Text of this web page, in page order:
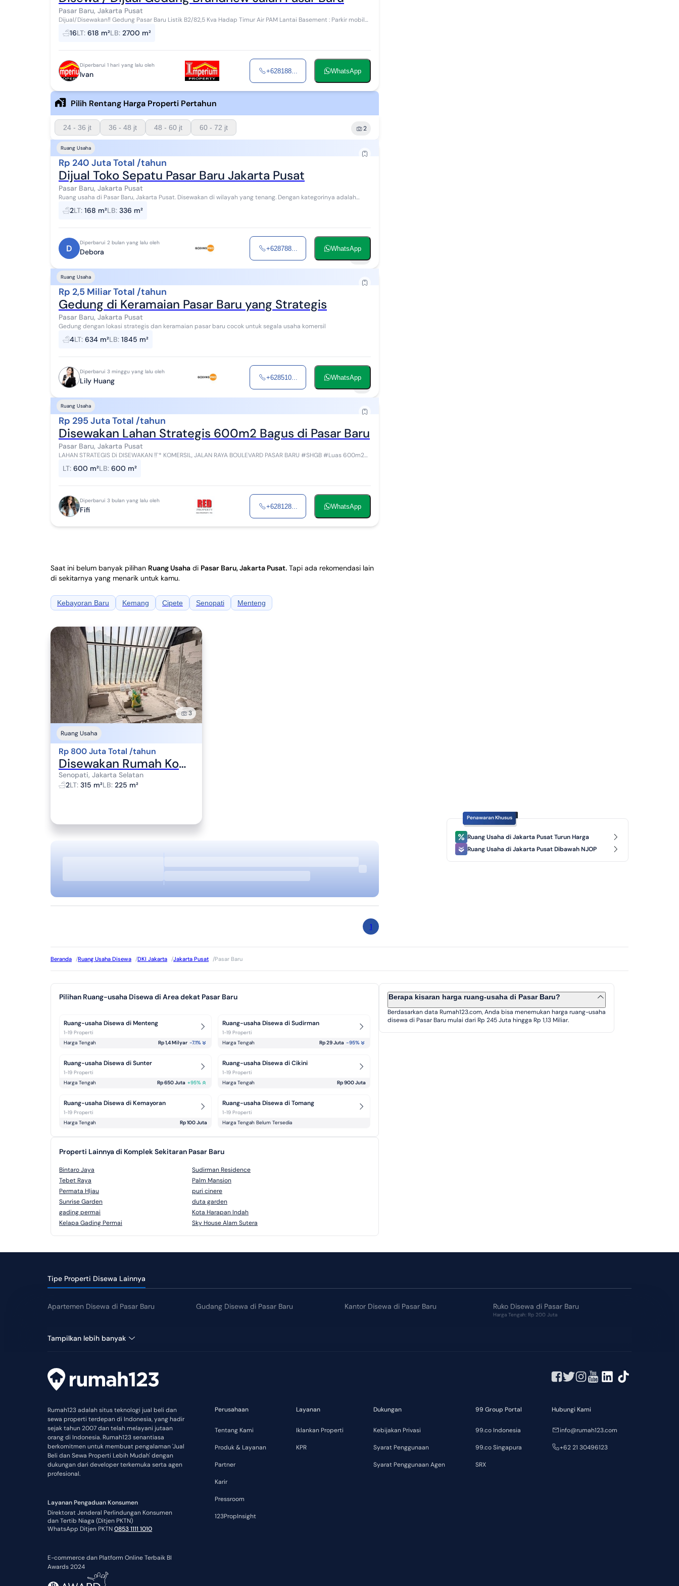
Pasar Baru, Jakarta Pusat
Dijual/Disewakan‼️ Gedung Pasar Baru Listik B2/82,5 Kva Hadap Timur Air PAM Lantai Basement : Parkir mobil
±20 mobil, ±5 mobil depan, Ruang ...
16LT: 618 m²LB: 2700 m²
Diperbarui 1 hari yang lalu oleh
Ivan +628188... WhatsApp
Pilih Rentang Harga Properti Pertahun
24 - 36 jt 36 - 48 jt 48 - 60 jt 60 - 72 jt 2
Ruang Usaha
Rp 240 Juta Total /tahun
Dijual Toko Sepatu Pasar Baru Jakarta Pusat
Pasar Baru, Jakarta Pusat
Ruang usaha di Pasar Baru, Jakarta Pusat. Disewakan di wilayah yang tenang. Dengan kategorinya adalah
2LT: 168 m²LB: 336 m²
D
Diperbarui 2 bulan yang lalu oleh
Debora +628788... WhatsApp
Ruang Usaha
Rp 2,5 Miliar Total /tahun
Gedung di Keramaian Pasar Baru yang Strategis
Pasar Baru, Jakarta Pusat
Gedung dengan lokasi strategis dan keramaian pasar baru cocok untuk segala usaha komersil
4LT: 634 m²LB: 1845 m²
Diperbarui 3 minggu yang lalu oleh
Lily Huang +628510... WhatsApp
Ruang Usaha
Rp 295 Juta Total /tahun
Disewakan Lahan Strategis 600m2 Bagus di Pasar Baru
Pasar Baru, Jakarta Pusat
LAHAN STRATEGIS Di DISEWAKAN ‼`* KOMERSIL, JALAN RAYA BOULEVARD PASAR BARU #SHGB #Luas 600m2
LT: 600 m²LB: 600 m²
Diperbarui 3 bulan yang lalu oleh
Fifi +628128... WhatsApp
Saat ini belum banyak pilihan Ruang Usaha di Pasar Baru, Jakarta Pusat. Tapi ada rekomendasi lain
di sekitarnya yang menarik untuk kamu.
Kebayoran Baru Kemang Cipete Senopati Menteng
3
Ruang Usaha
Rp 800 Juta Total /tahun
Disewakan Rumah Komersial Strategis di Kebayoran Baru - Jaksel
Senopati, Jakarta Selatan
2LT: 315 m²LB: 225 m²
1
Penawaran Khusus
Ruang Usaha di Jakarta Pusat Turun Harga
Ruang Usaha di Jakarta Pusat Dibawah NJOP
Beranda /Ruang Usaha Disewa /DKI Jakarta /Jakarta Pusat /Pasar Baru
Pilihan Ruang-usaha Disewa di Area dekat Pasar Baru
Ruang-usaha Disewa di Menteng
1-19 Properti
Harga Tengah
Rp 1,4 Milyar -7.1%
Ruang-usaha Disewa di Sudirman
1-19 Properti
Harga Tengah
Rp 29 Juta -95%
Ruang-usaha Disewa di Sunter
1-19 Properti
Harga Tengah
Rp 650 Juta +95%
Ruang-usaha Disewa di Cikini
1-19 Properti
Harga Tengah
Rp 900 Juta
Ruang-usaha Disewa di Kemayoran
1-19 Properti
Harga Tengah
Rp 100 Juta
Ruang-usaha Disewa di Tomang
1-19 Properti
Harga Tengah Belum Tersedia
Properti Lainnya di Komplek Sekitaran Pasar Baru
Bintaro Jaya
Tebet Raya
Permata HIjau
Sunrise Garden
gading permai
Kelapa Gading Permai
Sudirman Residence
Palm Mansion
puri cinere
duta garden
Kota Harapan Indah
Sky House Alam Sutera
Berapa kisaran harga ruang-usaha di Pasar Baru?
Berdasarkan data Rumah123.com, Anda bisa menemukan harga ruang-usaha
disewa di Pasar Baru mulai dari Rp 245 Juta hingga Rp 1,13 Miliar.
Tipe Properti Disewa Lainnya
Apartemen Disewa di Pasar Baru Gudang Disewa di Pasar Baru Kantor Disewa di Pasar Baru Ruko Disewa di Pasar Baru
Harga Tengah: Rp 200 Juta
Tampilkan lebih banyak
Rumah123 adalah situs teknologi jual beli dan
sewa properti terdepan di Indonesia, yang hadir
sejak tahun 2007 dan telah melayani jutaan
orang di Indonesia. Rumah123 senantiasa
berkomitmen untuk membuat pengalaman 'Jual
Beli dan Sewa Properti Lebih Mudah' dengan
dukungan dari developer terkemuka serta agen
profesional.
Layanan Pengaduan Konsumen
Direktorat Jenderal Perlindungan Konsumen
dan Tertib Niaga (Ditjen PKTN)
WhatsApp Ditjen PKTN0853 1111 1010
E-commerce dan Platform Online Terbaik BI
Awards 2024
Perusahaan
Tentang Kami
Produk & Layanan
Partner
Karir
Pressroom
123PropInsight
Layanan
Iklankan Properti
KPR
Dukungan
Kebijakan Privasi
Syarat Penggunaan
Syarat Penggunaan Agen
99 Group Portal
99.co Indonesia
99.co Singapura
SRX
Hubungi Kami
info@rumah123.com
+62 21 30496123